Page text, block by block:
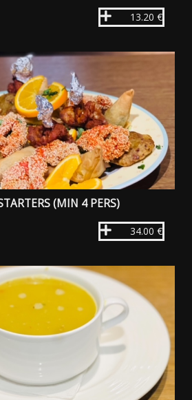
13.20 €
(MIN 4 PERS)
34.00 €